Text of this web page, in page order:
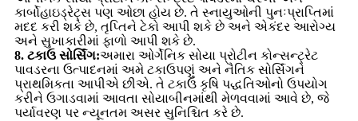
કાર્બોહાઇડ્રેટ્સ પણ ઓછા હોય છે. તે સ્નાયુઓની પુનઃપ્રાપ્તિમાં
મદદ કરી શકે છે, તૃપ્તિને ટેકો આપી શકે છે અને એકંદર આરોગ્ય
અને સુખાકારીમાં ફાળો આપી શકે છે.
8. ટકાઉ સોર્સિંગ:અમારા ઓર્ગેનિક સોયા પ્રોટીન કોન્સન્ટ્રેટ
પાવડરના ઉત્પાદનમાં અમે ટકાઉપણું અને નૈતિક સોર્સિંગને
પ્રાથમિકતા આપીએ છીએ. તે ટકાઉ કૃષિ પદ્ધતિઓનો ઉપયોગ
કરીને ઉગાડવામાં આવતા સોયાબીનમાંથી મેળવવામાં આવે છે, જે
પર્યાવરણ પર ન્યૂનતમ અસર સુનિશ્ચિત કરે છે.